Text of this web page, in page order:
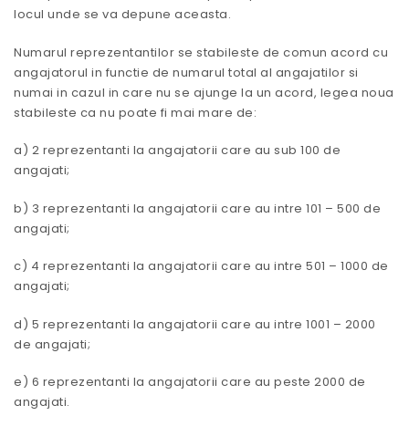
locul unde se va depune aceasta.
Numarul reprezentantilor se stabileste de comun acord cu
angajatorul in functie de numarul total al angajatilor si
numai in cazul in care nu se ajunge la un acord, legea noua
stabileste ca nu poate fi mai mare de:
a) 2 reprezentanti la angajatorii care au sub 100 de
angajati;
b) 3 reprezentanti la angajatorii care au intre 101 – 500 de
angajati;
c) 4 reprezentanti la angajatorii care au intre 501 – 1000 de
angajati;
d) 5 reprezentanti la angajatorii care au intre 1001 – 2000
de angajati;
e) 6 reprezentanti la angajatorii care au peste 2000 de
angajati.